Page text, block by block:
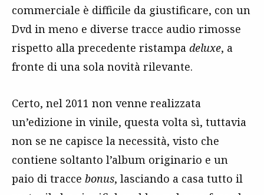
commerciale è difficile da giustificare, con un
Dvd in meno e diverse tracce audio rimosse
rispetto alla precedente ristampa deluxe, a
fronte di una sola novità rilevante.
Certo, nel 2011 non venne realizzata
un’edizione in vinile, questa volta sì, tuttavia
non se ne capisce la necessità, visto che
contiene soltanto l’album originario e un
paio di tracce bonus, lasciando a casa tutto il